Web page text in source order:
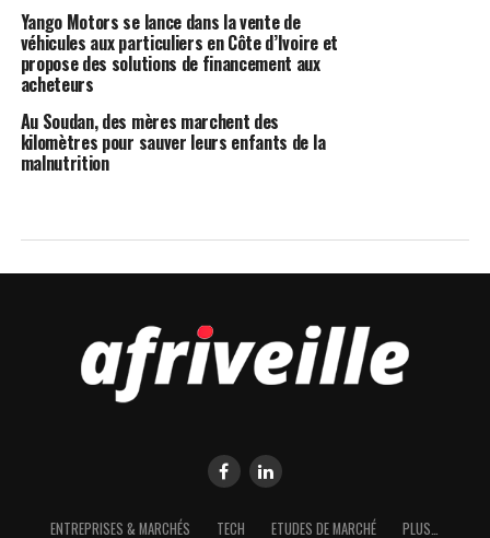
Yango Motors se lance dans la vente de
véhicules aux particuliers en Côte d’Ivoire et
propose des solutions de financement aux
acheteurs
Au Soudan, des mères marchent des
kilomètres pour sauver leurs enfants de la
malnutrition
ENTREPRISES & MARCHÉS TECH ETUDES DE MARCHÉ PLUS…